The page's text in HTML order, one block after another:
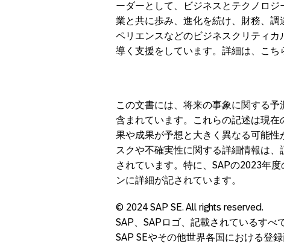
ーダーとして、ビジネスとテクノロ
業と共に歩み、進化を続け、財務、
ペリエンスなどのビジネスクリティ
導く支援をしています。詳細は、こ
この文書には、将来の事象に関する
含まれています。これらの記述は現
果や成果が予想と大きく異なる可能
スクや不確実性に関する詳細情報は
されています。特に、SAPの2023年
ンに詳細が記されています。
© 2024 SAP SE. All rights reserved.
SAP、SAPロゴ、記載されているすべ
SAP SEやその他世界各国における登